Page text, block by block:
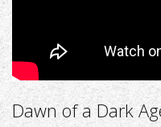
Dawn of a Dark